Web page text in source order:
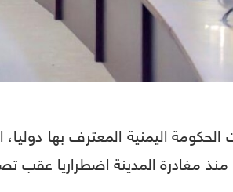
اليمنية المعترف بها
منذ مغادرة المدينة اضطراريا عقب